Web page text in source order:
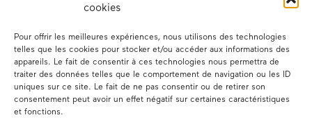
cookies
Pour offrir les meilleures expériences, nous utilisons des technologies
telles que les cookies pour stocker et/ou accéder aux informations des
appareils. Le fait de consentir à ces technologies nous permettra de
traiter des données telles que le comportement de navigation ou les ID
uniques sur ce site. Le fait de ne pas consentir ou de retirer son
consentement peut avoir un effet négatif sur certaines caractéristiques
et fonctions.
Votre député